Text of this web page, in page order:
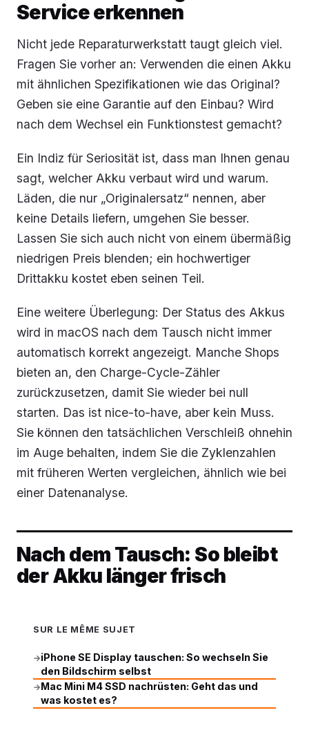
Service erkennen
Nicht jede Reparaturwerkstatt taugt gleich viel.
Fragen Sie vorher an: Verwenden die einen Akku
mit ähnlichen Spezifikationen wie das Original?
Geben sie eine Garantie auf den Einbau? Wird
nach dem Wechsel ein Funktionstest gemacht?
Ein Indiz für Seriosität ist, dass man Ihnen genau
sagt, welcher Akku verbaut wird und warum.
Läden, die nur „Originalersatz“ nennen, aber
keine Details liefern, umgehen Sie besser.
Lassen Sie sich auch nicht von einem übermäßig
niedrigen Preis blenden; ein hochwertiger
Drittakku kostet eben seinen Teil.
Eine weitere Überlegung: Der Status des Akkus
wird in macOS nach dem Tausch nicht immer
automatisch korrekt angezeigt. Manche Shops
bieten an, den Charge-Cycle-Zähler
zurückzusetzen, damit Sie wieder bei null
starten. Das ist nice-to-have, aber kein Muss.
Sie können den tatsächlichen Verschleiß ohnehin
im Auge behalten, indem Sie die Zyklenzahlen
mit früheren Werten vergleichen, ähnlich wie bei
einer Datenanalyse.
Nach dem Tausch: So bleibt
der Akku länger frisch
SUR LE MÊME SUJET
→iPhone SE Display tauschen: So wechseln Sie
den Bildschirm selbst
→Mac Mini M4 SSD nachrüsten: Geht das und
was kostet es?